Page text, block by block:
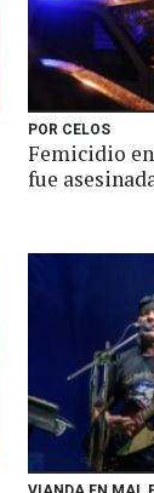
POR CELOS
Femicidio
fue